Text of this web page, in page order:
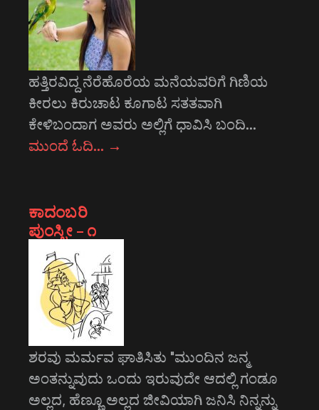
ಹತ್ತಿರವಿದ್ದ ನೆರೆಹೊರೆಯ ಮನೆಯವರಿಗೆ ಗಿಣಿಯ
ಕೀರಲು ಕಿರುಚಾಟ ಕೂಗಾಟ ಸತತವಾಗಿ
ಕೇಳಿಬಂದಾಗ ಅವರು ಅಲ್ಲಿಗೆ ಧಾವಿಸಿ ಬಂದಿ…
ಮುಂದೆ ಓದಿ… →
ಕಾದಂಬರಿ
ಪುಂಸ್ತ್ರೀ – ೧
ಶರವು ಮರ್ಮವ ಘಾತಿಸಿತು "ಮುಂದಿನ ಜನ್ಮ
ಅಂತನ್ನುವುದು ಒಂದು ಇರುವುದೇ ಆದಲ್ಲಿ ಗಂಡೂ
ಅಲ್ಲದ, ಹೆಣ್ಣೂ ಅಲ್ಲದ ಜೀವಿಯಾಗಿ ಜನಿಸಿ ನಿನ್ನನ್ನು